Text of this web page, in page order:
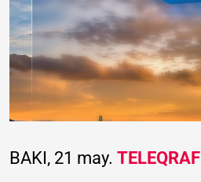
BAKI, 21 may. TELEQRAF